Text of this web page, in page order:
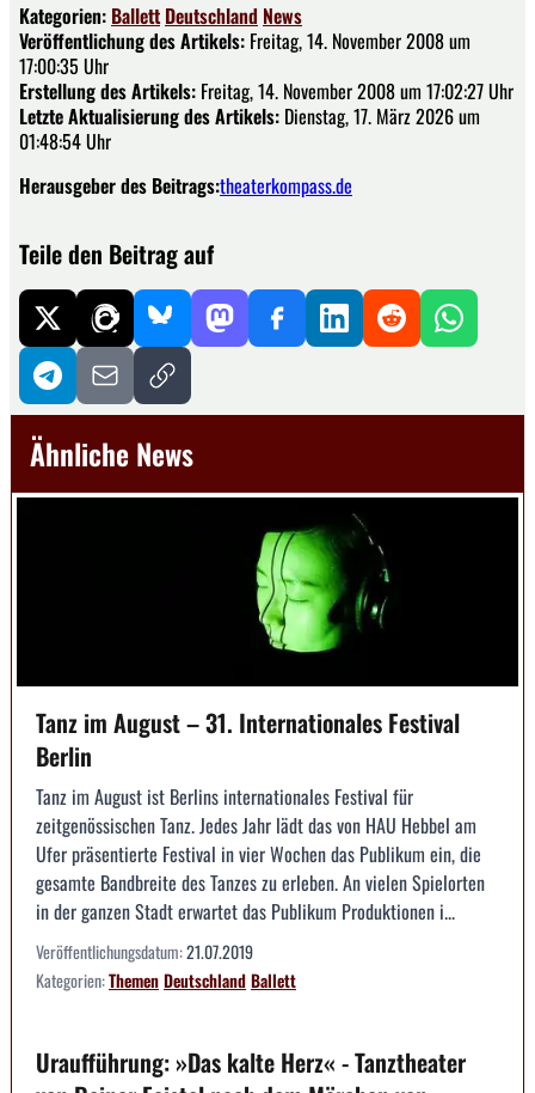
Kategorien: Ballett Deutschland News
Veröffentlichung des Artikels: Freitag, 14. November 2008 um
17:00:35 Uhr
Erstellung des Artikels: Freitag, 14. November 2008 um 17:02:27 Uhr
Letzte Aktualisierung des Artikels: Dienstag, 17. März 2026 um
01:48:54 Uhr
Herausgeber des Beitrags:theaterkompass.de
Teile den Beitrag auf
Ähnliche News
Tanz im August – 31. Internationales Festival
Berlin
Tanz im August ist Berlins internationales Festival für
zeitgenössischen Tanz. Jedes Jahr lädt das von HAU Hebbel am
Ufer präsentierte Festival in vier Wochen das Publikum ein, die
gesamte Bandbreite des Tanzes zu erleben. An vielen Spielorten
in der ganzen Stadt erwartet das Publikum Produktionen i...
Veröffentlichungsdatum:21.07.2019
Kategorien:ThemenDeutschlandBallett
Uraufführung: »Das kalte Herz« - Tanztheater